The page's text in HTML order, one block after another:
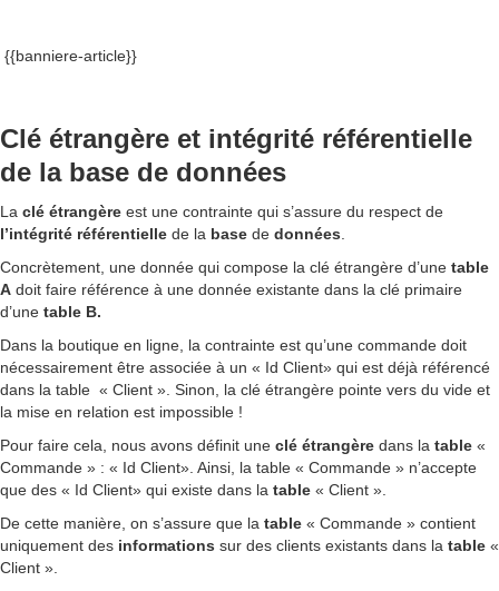
{{banniere-article}}
Clé étrangère et intégrité référentielle
de la base de données
La clé étrangère est une contrainte qui s’assure du respect de
l’intégrité référentielle de la base de données
Concrètement, une donnée qui compose la clé étrangère d’une table
A doit faire référence à une donnée existante dans la clé primaire
d’une table B.
Dans la boutique en ligne, la contrainte est qu’une commande doit
nécessairement être associée à un « Id Client» qui est déjà référencé
dans la table « Client ». Sinon, la clé étrangère pointe vers du vide et
la mise en relation est impossible !
Pour faire cela, nous avons définit une clé étrangère dans la table «
Commande » : « Id Client». Ainsi, la table « Commande » n’accepte
que des « Id Client» qui existe dans la table « Client ».
De cette manière, on s’assure que la table « Commande » contient
uniquement des informations sur des clients existants dans la table «
Client ».